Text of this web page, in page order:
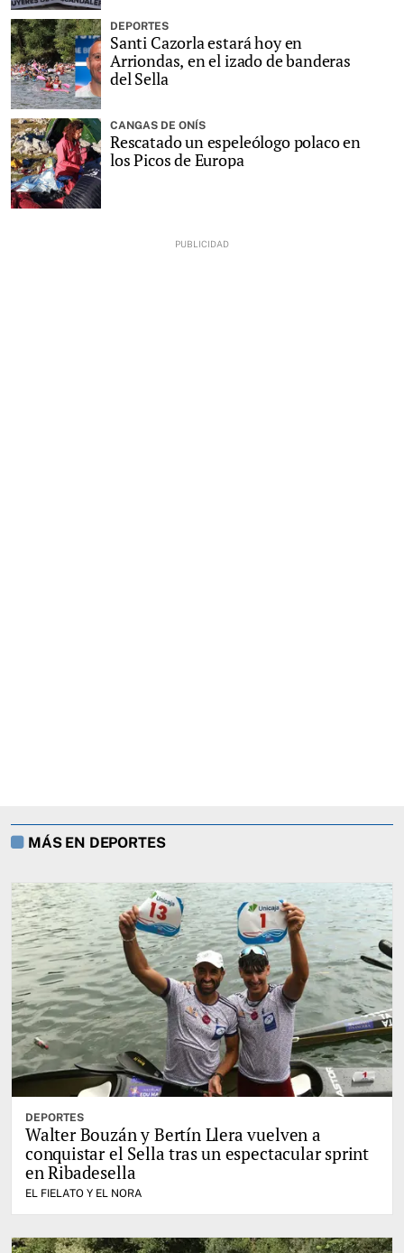
DEPORTES
Santi Cazorla estará hoy en
Arriondas, en el izado de banderas
del Sella
CANGAS DE ONÍS
Rescatado un espeleólogo polaco en
los Picos de Europa
MÁS EN DEPORTES
DEPORTES
Walter Bouzán y Bertín Llera vuelven a
conquistar el Sella tras un espectacular sprint
en Ribadesella
EL FIELATO Y EL NORA